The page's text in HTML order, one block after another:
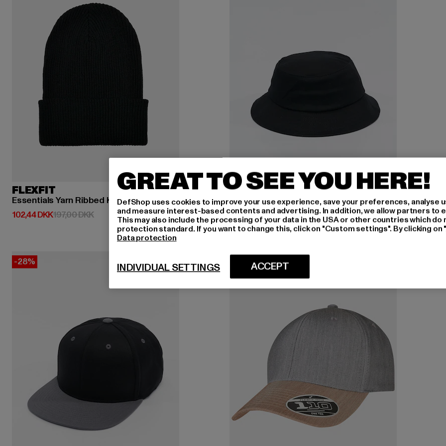
FLEXFIT
Essentials Yarn Ribbed Knit
102,44 DKK
Nuværende pris: 102,44 DKK
197,00 DKKKampagnepris: 197,00 DKK
FLEXFIT
Cotton Twill
118,25 DKK
Nuværende pris: 118,25 DKK
275,00 DKKKampagnepris: 275,00 DKK
-28% -32%
GREAT TO SEE YOU HERE!
DefShop uses cookies to improve your use experience, save your preferences, analyse
and measure interest-based contents and advertising. In addition, we allow partners to
This may also include the processing of your data in the USA or other countries which do
protection standard. If you want to change this, click on "Custom settings". By clicking
Data protection
ACCEPT
INDIVIDUAL SETTINGS